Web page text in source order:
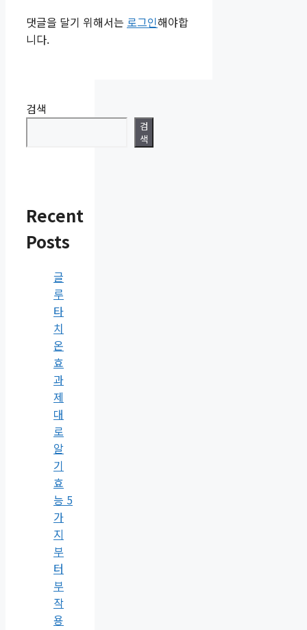
댓글을 달기 위해서는 로그인해야합
니다.
검색
검
색
Recent
Posts
글
루
타
치
온
효
과
제
대
로
알
기
효
능 5
가
지
부
터
부
작
용